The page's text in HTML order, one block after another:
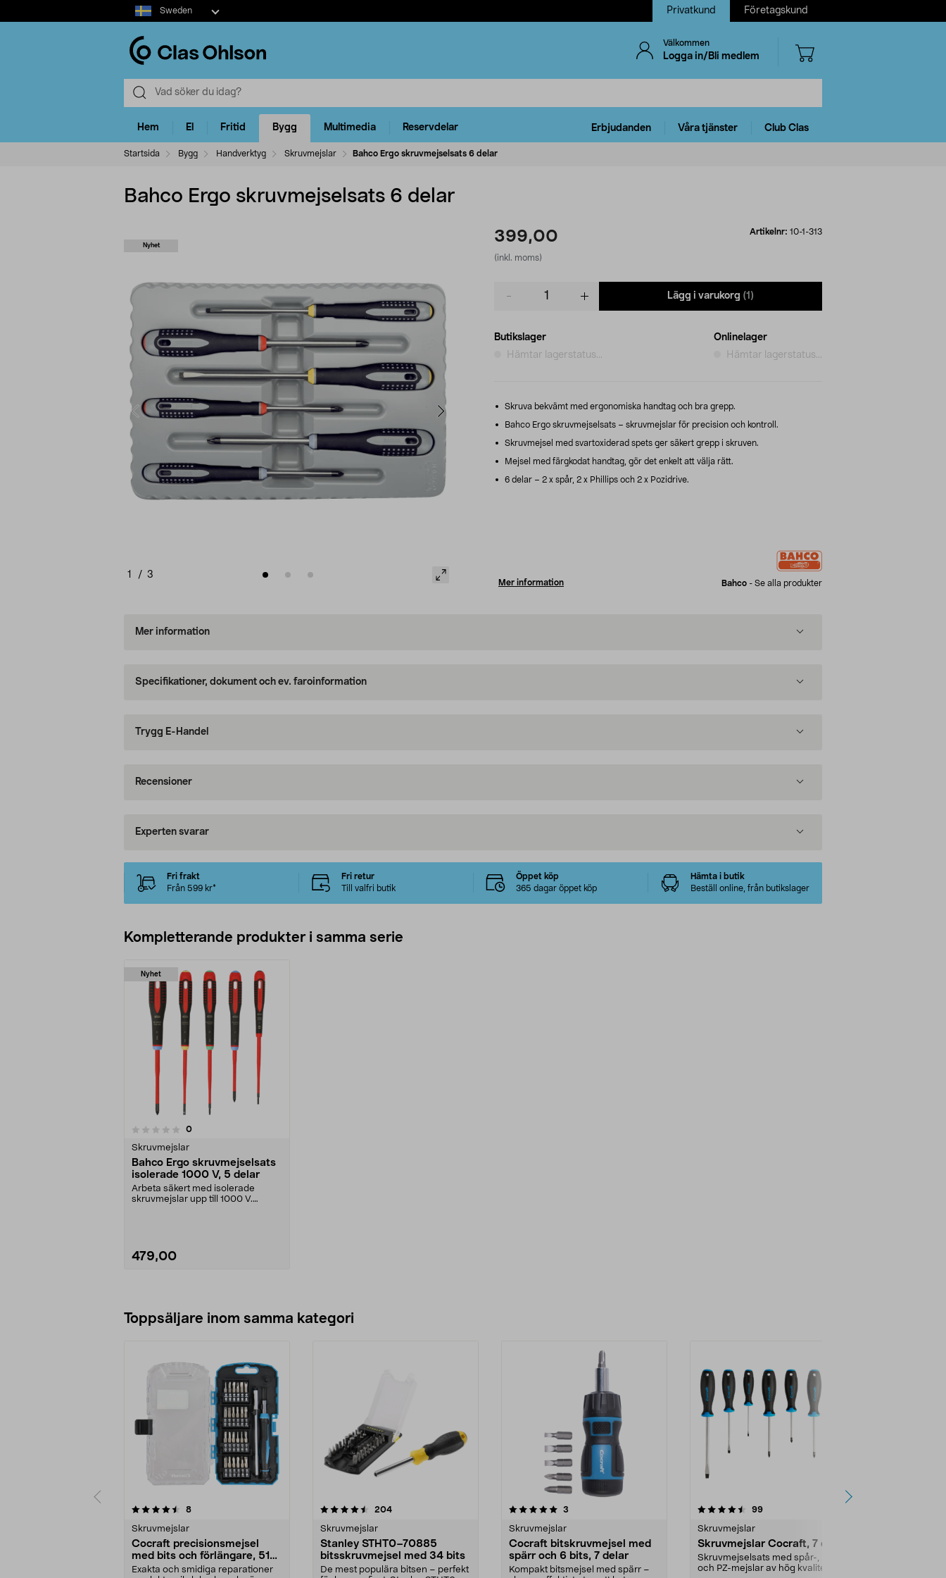
Select
market
Sweden Privatkund Företagskund
Välkommen
Logga in/Bli medlem
Hem El Fritid Bygg Multimedia Reservdelar Erbjudanden Våra tjänster Club Clas
Startsida Bygg Handverktyg Skruvmejslar Bahco Ergo skruvmejselsats 6 delar
Bahco Ergo skruvmejselsats 6 delar
Nyhet
1 / 3
399,00
(inkl. moms)
Artikelnr: 10-1-313
Lägg i varukorg (1)
Butikslager
Hämtar lagerstatus...
Onlinelager
Hämtar lagerstatus...
Skruva bekvämt med ergonomiska handtag och bra grepp.
Bahco Ergo skruvmejselsats – skruvmejslar för precision och kontroll.
Skruvmejsel med svartoxiderad spets ger säkert grepp i skruven.
Mejsel med färgkodat handtag, gör det enkelt att välja rätt.
6 delar – 2 x spår, 2 x Phillips och 2 x Pozidrive.
Mer information Bahco - Se alla produkter
Mer information
Specifikationer, dokument och ev. faroinformation
Trygg E-Handel
Recensioner
Experten svarar
Fri frakt
Från 599 kr*
Fri retur
Till valfri butik
Öppet köp
365 dagar öppet köp
Hämta i butik
Beställ online, från butikslager
Kompletterande produkter i samma serie
Nyhet
0recensioner
Skruvmejslar
Bahco Ergo skruvmejselsats
isolerade 1000 V, 5 delar
Arbeta säkert med isolerade
skruvmejslar upp till 1000 V.
479,00
Toppsäljare inom samma kategori
8recensioner
Skruvmejslar
Cocraft precisionsmejsel
med bits och förlängare, 51
delar
Exakta och smidiga reparationer
4.5 av 5 stjärnor 204recensioner
Skruvmejslar
Stanley STHT0–70885
bitsskruvmejsel med 34 bits
De mest populära bitsen – perfekt
5.0 av 5 stjärnor 3
Skruvmejslar
Cocraft bitskruvmejsel med
spärr och 6 bits, 7 delar
Kompakt bitsmejsel med spärr –
4.5 av 5 stjärnor 99recensioner
Skruvmejslar
Skruvmejslar Cocraft, 7 delar
Skruvmejselsats med spår-, PH-
och PZ-mejslar av hög kvalitet.
4.5 av 5 stjärnor